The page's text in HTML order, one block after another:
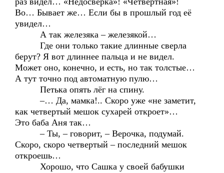
Во… Бывает же… Если бы в прошлый год её
увидел…
А так железяка – железякой…
Где они только такие длинные сверла
берут? Я вот длиннее пальца и не видел.
Может оно, конечно, и есть, но так толстые…
А тут точно под автоматную пулю…
Петька опять лёг на спину.
–… Да, мамка!.. Скоро уже «не заметит,
как четвертый мешок сухарей откроет»…
Это баба Аня так…
– Ты, – говорит, – Верочка, подумай.
Скоро, скоро четвертый – последний мешок
откроешь…
Хорошо, что Сашка у своей бабушки